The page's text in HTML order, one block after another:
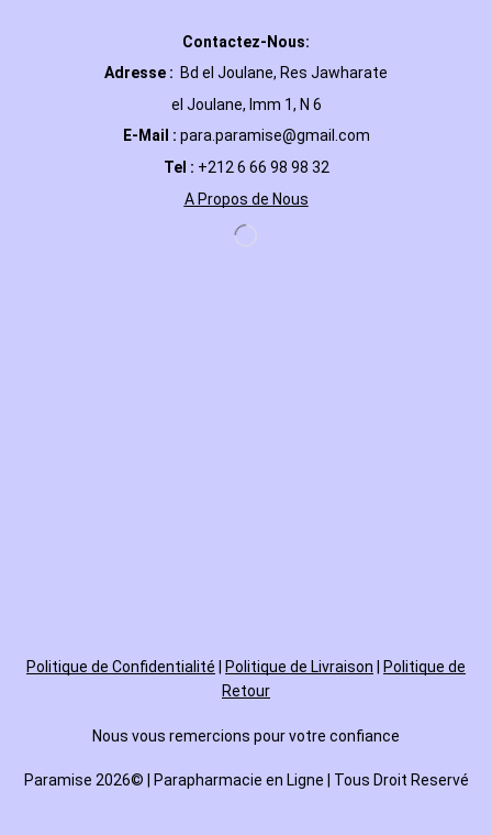
Contactez-Nous:
Adresse : Bd el Joulane, Res Jawharate
el Joulane, Imm 1, N 6
E-Mail : para.paramise@gmail.com
Tel : +212 6 66 98 98 32
A Propos de Nous
Politique de Confidentialité Politique de Livraison
Politique de
Retour
Nous vous remercions pour votre confiance
Paramise 2026© | Parapharmacie en Ligne | Tous Droit Reservé